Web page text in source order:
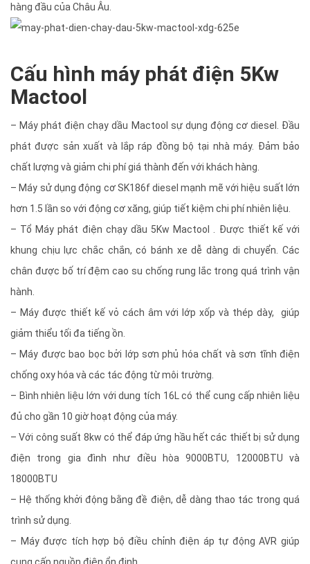
hàng đầu của Châu Âu.
Cấu hình máy phát điện 5Kw
Mactool
– Máy phát điện chạy dầu Mactool sự dụng động cơ diesel. Đầu
phát được sản xuất và lắp ráp đồng bộ tại nhà máy. Đảm bảo
chất lượng và giảm chi phí giá thành đến với khách hàng.
– Máy sử dụng động cơ SK186f diesel mạnh mẽ với hiệu suất lớn
hơn 1.5 lần so với động cơ xăng, giúp tiết kiệm chi phí nhiên liệu.
– Tổ Máy phát điện chạy dầu 5Kw Mactool . Được thiết kế với
khung chịu lực chắc chắn, có bánh xe dễ dàng di chuyển. Các
chân được bố trí đệm cao su chống rung lắc trong quá trình vận
hành.
– Máy được thiết kế vỏ cách âm với lớp xốp và thép dày, giúp
giảm thiểu tối đa tiếng ồn.
– Máy được bao bọc bởi lớp sơn phủ hóa chất và sơn tĩnh điện
chống oxy hóa và các tác động từ môi trường.
– Bình nhiên liệu lớn với dung tích 16L có thể cung cấp nhiên liệu
đủ cho gần 10 giờ hoạt động của máy.
– Với công suất 8kw có thể đáp ứng hầu hết các thiết bị sử dụng
điện trong gia đình như điều hòa 9000BTU, 12000BTU và
18000BTU
– Hệ thống khởi động bằng đề điện, dễ dàng thao tác trong quá
trình sử dụng.
– Máy được tích hợp bộ điều chỉnh điện áp tự động AVR giúp